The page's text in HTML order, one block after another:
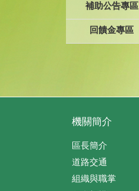
補助公告專區
回饋金專區
機關簡介
區長簡介
道路交通
組織與職掌